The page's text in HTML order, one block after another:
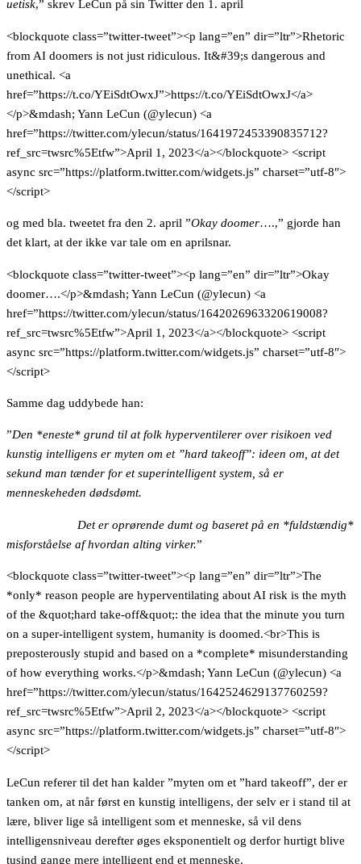
uetisk,” skrev LeCun på sin Twitter den 1. april
<blockquote class=”twitter-tweet”><p lang=”en” dir=”ltr”>Rhetoric
from AI doomers is not just ridiculous. It&#39;s dangerous and
unethical. <a
href=”https://t.co/YEiSdtOwxJ”>https://t.co/YEiSdtOwxJ</a>
</p>&mdash; Yann LeCun (@ylecun) <a
href=”https://twitter.com/ylecun/status/1641972453390835712?
ref_src=twsrc%5Etfw”>April 1, 2023</a></blockquote> <script
async src=”https://platform.twitter.com/widgets.js” charset=”utf-8″>
</script>
og med bla. tweetet fra den 2. april ”Okay doomer….,” gjorde han
det klart, at der ikke var tale om en aprilsnar.
<blockquote class=”twitter-tweet”><p lang=”en” dir=”ltr”>Okay
doomer….</p>&mdash; Yann LeCun (@ylecun) <a
href=”https://twitter.com/ylecun/status/1642026963320619008?
ref_src=twsrc%5Etfw”>April 1, 2023</a></blockquote> <script
async src=”https://platform.twitter.com/widgets.js” charset=”utf-8″>
</script>
Samme dag uddybede han:
”Den *eneste* grund til at folk hyperventilerer over risikoen ved
kunstig intelligens er myten om et ”hard takeoff”: ideen om, at det
sekund man tænder for et superintelligent system, så er
menneskeheden dødsdømt.
Det er oprørende dumt og baseret på en *fuldstændig*
misforståelse af hvordan alting virker.”
<blockquote class=”twitter-tweet”><p lang=”en” dir=”ltr”>The
*only* reason people are hyperventilating about AI risk is the myth
of the &quot;hard take-off&quot;: the idea that the minute you turn
on a super-intelligent system, humanity is doomed.<br>This is
preposterously stupid and based on a *complete* misunderstanding
of how everything works.</p>&mdash; Yann LeCun (@ylecun) <a
href=”https://twitter.com/ylecun/status/1642524629137760259?
ref_src=twsrc%5Etfw”>April 2, 2023</a></blockquote> <script
async src=”https://platform.twitter.com/widgets.js” charset=”utf-8″>
</script>
LeCun referer til det han kalder ”myten om et ”hard takeoff”, der er
tanken om, at når først en kunstig intelligens, der selv er i stand til at
lære, bliver lige så intelligent som et menneske, så vil dens
intelligensniveau derefter øges eksponentielt og derfor hurtigt blive
tusind gange mere intelligent end et menneske.